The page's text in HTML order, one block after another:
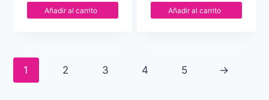
Añadir al carrito Añadir al carrito
1 2 3 4 5 →